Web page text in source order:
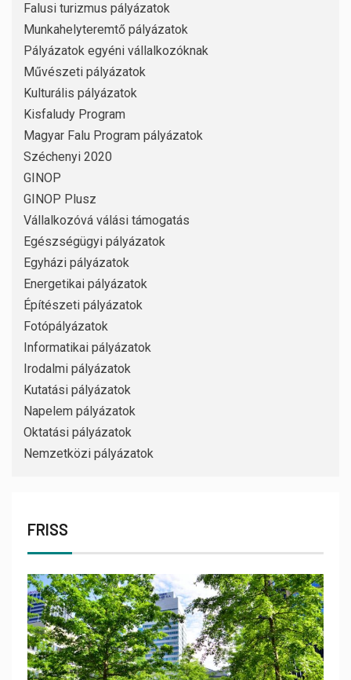
Falusi turizmus pályázatok
Munkahelyteremtő pályázatok
Pályázatok egyéni vállalkozóknak
Művészeti pályázatok
Kulturális pályázatok
Kisfaludy Program
Magyar Falu Program pályázatok
Széchenyi 2020
GINOP
GINOP Plusz
Vállalkozóvá válási támogatás
Egészségügyi pályázatok
Egyházi pályázatok
Energetikai pályázatok
Építészeti pályázatok
Fotópályázatok
Informatikai pályázatok
Irodalmi pályázatok
Kutatási pályázatok
Napelem pályázatok
Oktatási pályázatok
Nemzetközi pályázatok
FRISS